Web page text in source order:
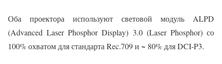
Оба проектора используют световой модуль ALPD
(Advanced Laser Phosphor Display) 3.0 (Laser Phosphor) со
100% охватом для стандарта Rec.709 и ~ 80% для DCI-P3.